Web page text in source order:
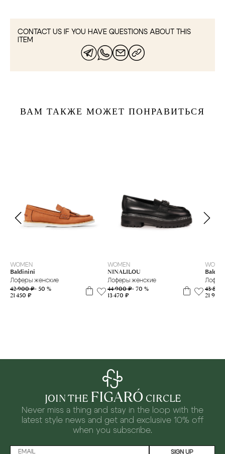
CONTACT US IF YOU HAVE QUESTIONS ABOUT THIS
ITEM
ВАМ ТАКЖЕ МОЖЕТ ПОНРАВИТЬСЯ
WOMEN
Baldinini
Лоферы женские
42 900 ₽- 50 %
21 450 ₽
WOMEN
NINALILOU
Лоферы женские
44 900 ₽- 70 %
13 470 ₽
43
21 900
JOIN THE FIGARÓ CIRCLE
Never miss a thing and stay in the loop with the
latest style news and get and exclusive 10% off
when you subscribe.
SIGN UP